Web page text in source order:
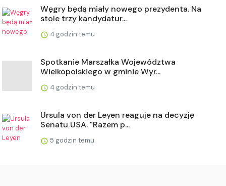
Węgry będą miały nowego prezydenta. Na
stole trzy kandydatur...
4 godzin temu
Spotkanie Marszałka Województwa
Wielkopolskiego w gminie Wyr...
4 godzin temu
Ursula von der Leyen reaguje na decyzję
Senatu USA. "Razem p...
5 godzin temu